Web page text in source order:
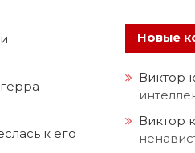
к его
Новые
Виктор
Виктор